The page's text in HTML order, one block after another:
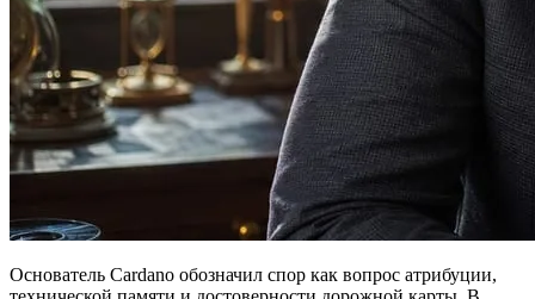
Основатель Cardano обозначил спор как вопрос атрибуции,